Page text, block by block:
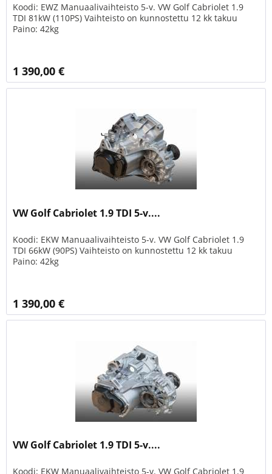
Koodi: EWZ Manuaalivaihteisto 5-v. VW Golf Cabriolet 1.9
TDI 81kW (110PS) Vaihteisto on kunnostettu 12 kk takuu
Paino: 42kg
1 390,00 €
VW Golf Cabriolet 1.9 TDI 5-v....
Koodi: EKW Manuaalivaihteisto 5-v. VW Golf Cabriolet 1.9
TDI 66kW (90PS) Vaihteisto on kunnostettu 12 kk takuu
Paino: 42kg
1 390,00 €
VW Golf Cabriolet 1.9 TDI 5-v....
Koodi: EKW Manuaalivaihteisto 5-v. VW Golf Cabriolet 1.9